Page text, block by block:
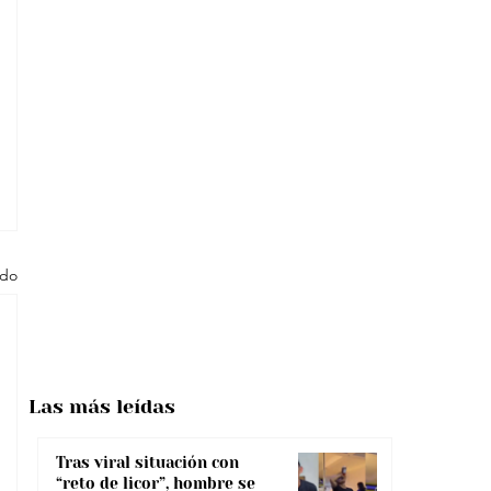
Tras viral situación con
“reto de licor”, hombre se
Las más leídas